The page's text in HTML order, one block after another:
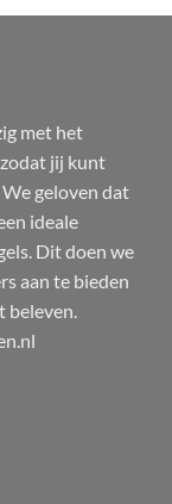
met het
jij kunt
geloven dat
ideale
Dit doen we
aan te bieden
beleven.